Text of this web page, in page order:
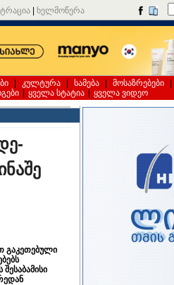
ხელმოწერა
კულტურა სამება მოსაზრებები
ყველა სტატია ყველა ვიდეო
გაკეთებული